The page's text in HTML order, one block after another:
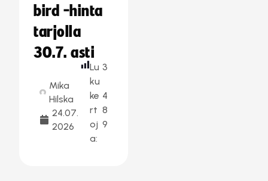
bird -hinta
tarjolla
30.7. asti
Mika
Hilska
24.07.
2026
Lu
ku
ke
rt
oj
a:
3
4
8
9